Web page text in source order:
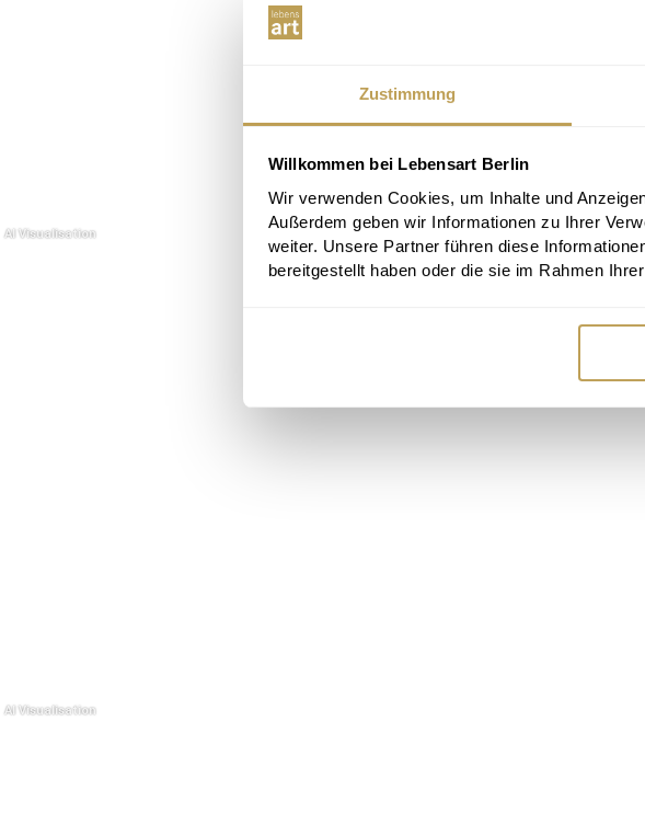
Zustimmung
Willkommen bei Lebensart Berlin
Wir verwenden Cookies, um Inhalte und
Außerdem geben wir Informationen zu Ihrer
weiter. Unsere Partner führen diese
bereitgestellt haben oder die sie im Rahmen